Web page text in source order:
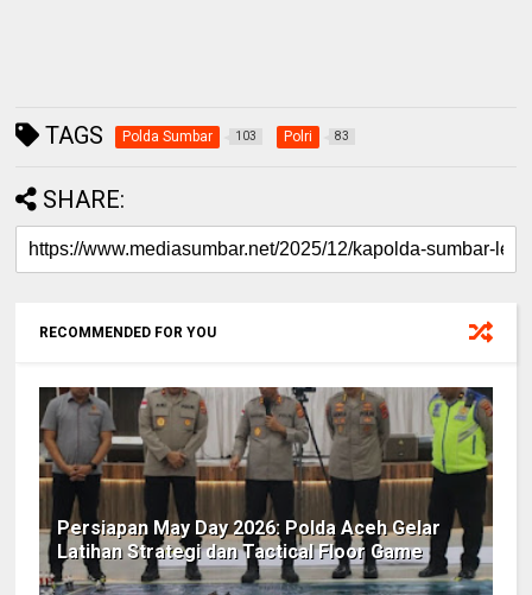
TAGS Polda Sumbar 103 Polri 83
SHARE:
RECOMMENDED FOR YOU
Persiapan May Day 2026: Polda Aceh Gelar
Latihan Strategi dan Tactical Floor Game